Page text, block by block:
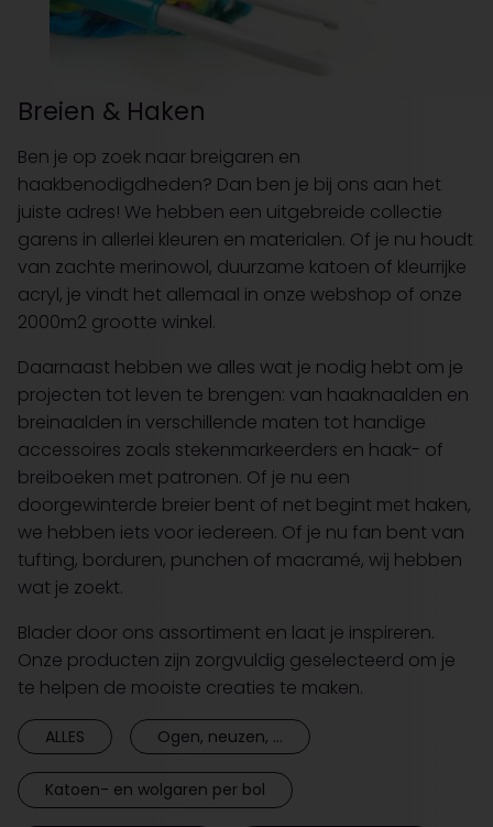
Breien & Haken
Ben je op zoek naar breigaren en
haakbenodigdheden? Dan ben je bij ons aan het
juiste adres! We hebben een uitgebreide collectie
garens in allerlei kleuren en materialen. Of je nu houdt
van zachte merinowol, duurzame katoen of kleurrijke
acryl, je vindt het allemaal in onze webshop of onze
2000m2 grootte winkel.
Daarnaast hebben we alles wat je nodig hebt om je
projecten tot leven te brengen: van haaknaalden en
breinaalden in verschillende maten tot handige
accessoires zoals stekenmarkeerders en haak- of
breiboeken met patronen. Of je nu een
doorgewinterde breier bent of net begint met haken,
we hebben iets voor iedereen. Of je nu fan bent van
tufting, borduren, punchen of macramé, wij hebben
wat je zoekt.
Blader door ons assortiment en laat je inspireren.
Onze producten zijn zorgvuldig geselecteerd om je
te helpen de mooiste creaties te maken.
ALLES Ogen, neuzen, ...
Katoen- en wolgaren per bol